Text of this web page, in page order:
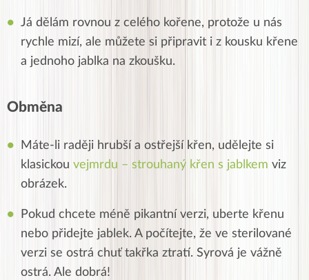
Já dělám rovnou z celého kořene, protože u nás
rychle mizí, ale můžete si připravit i z kousku křene
a jednoho jablka na zkoušku.
Obměna
Máte-li raději hrubší a ostřejší křen, udělejte si
klasickou vejmrdu – strouhaný křen s jablkem viz
obrázek.
Pokud chcete méně pikantní verzi, uberte křenu
nebo přidejte jablek. A počítejte, že ve sterilované
verzi se ostrá chuť takřka ztratí. Syrová je vážně
ostrá. Ale dobrá!